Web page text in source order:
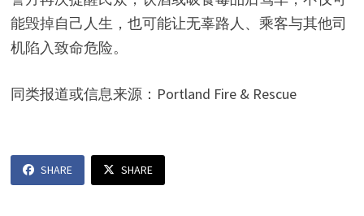
能毁掉自己人生，也可能让无辜路人、乘客与其他司
机陷入致命危险。
同类报道或信息来源：Portland Fire & Rescue
SHARE SHARE